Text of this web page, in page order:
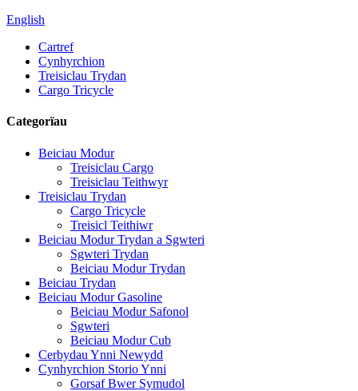
English
Cartref
Cynhyrchion
Treisiclau Trydan
Cargo Tricycle
Categorïau
Beiciau Modur
Treisiclau Cargo
Treisiclau Teithwyr
Treisiclau Trydan
Cargo Tricycle
Treisicl Teithiwr
Beiciau Modur Trydan a Sgwteri
Sgwteri Trydan
Beiciau Modur Trydan
Beiciau Trydan
Beiciau Modur Gasoline
Beiciau Modur Safonol
Sgwteri
Beiciau Modur Cub
Cerbydau Ynni Newydd
Cynhyrchion Storio Ynni
Gorsaf Bwer Symudol